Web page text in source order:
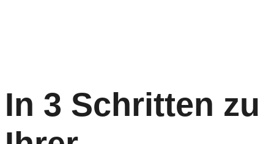
In 3 Schritten zu